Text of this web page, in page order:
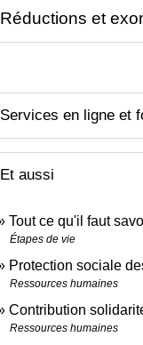
Réductions et
Services en ligne et
Et aussi
Tout ce qu'il faut
Étapes de vie
Protection sociale
Ressources humaines
Contribution
Ressources humaines